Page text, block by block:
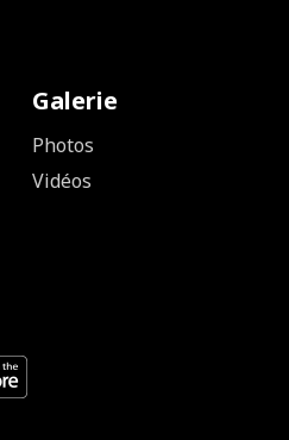
Galerie
Photos
Vidéos